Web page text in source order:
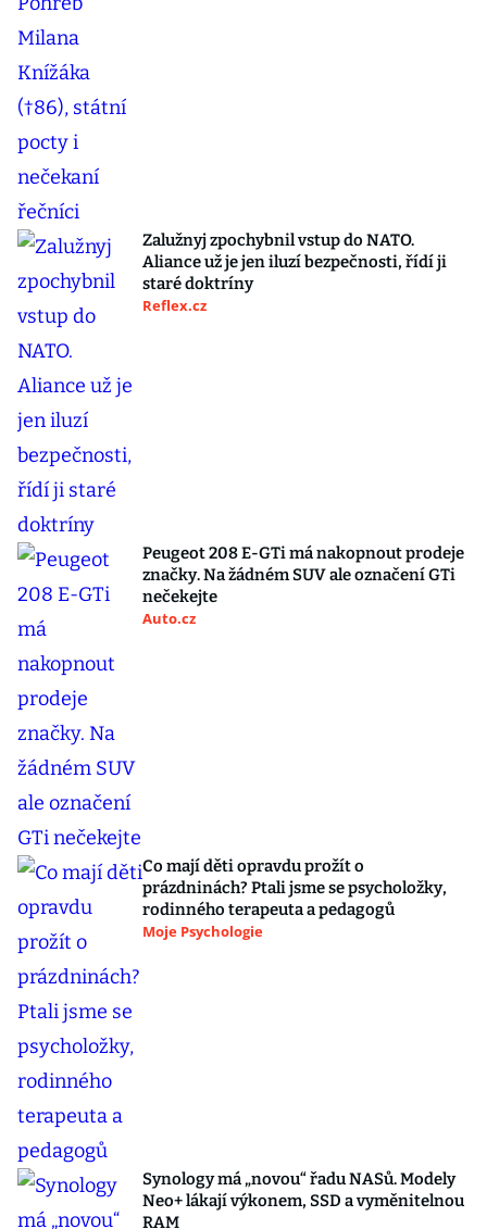
Zalužnyj zpochybnil vstup do NATO.
Aliance už je jen iluzí bezpečnosti, řídí ji
staré doktríny
Reflex.cz
Peugeot 208 E-GTi má nakopnout prodeje
značky. Na žádném SUV ale označení GTi
nečekejte
Auto.cz
Co mají děti opravdu prožít o
prázdninách? Ptali jsme se psycholožky,
rodinného terapeuta a pedagogů
Moje Psychologie
Synology má „novou“ řadu NASů. Modely
Neo+ lákají výkonem, SSD a vyměnitelnou
RAM